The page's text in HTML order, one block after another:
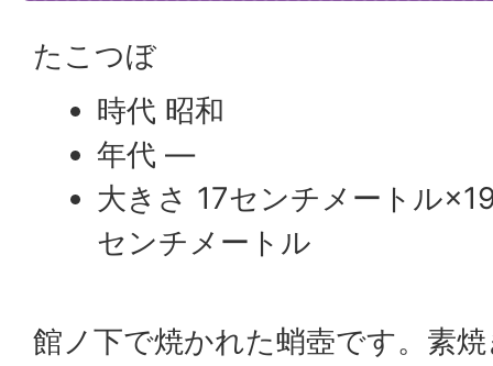
たこつぼ
時代 昭和
年代 —
大きさ 17センチメートル
センチメートル
館ノ下で焼かれた蛸壺です。素